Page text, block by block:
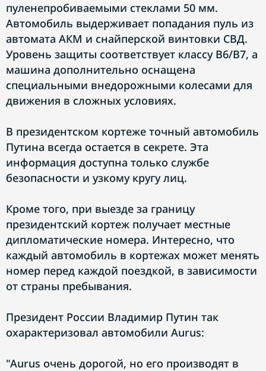
пуленепробиваемыми стеклами 50 мм.
Автомобиль выдерживает попадания пуль из
автомата АКМ и снайперской винтовки СВД.
Уровень защиты соответствует классу B6/B7, а
машина дополнительно оснащена
специальными внедорожными колесами для
движения в сложных условиях.
В президентском кортеже точный автомобиль
Путина всегда остается в секрете. Эта
информация доступна только службе
безопасности и узкому кругу лиц.
Кроме того, при выезде за границу
президентский кортеж получает местные
дипломатические номера. Интересно, что
каждый автомобиль в кортежах может менять
номер перед каждой поездкой, в зависимости
от страны пребывания.
Президент России Владимир Путин так
охарактеризовал автомобили Aurus:
"Aurus очень дорогой, но его производят в